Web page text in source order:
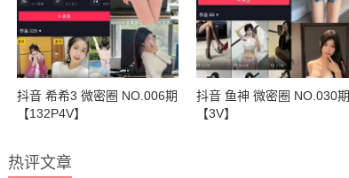
抖音 希希3 微密圈 NO.006期
【132P4V】
抖音 鱼神 微密圈 NO.030期
【3V】
热评文章